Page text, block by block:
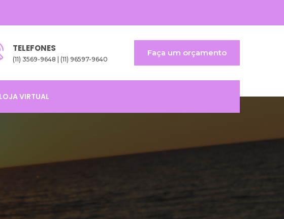
TELEFONES
(11) 3569-9648 | (11) 96597-9640
Faça um orçamento
LOJA VIRTUAL